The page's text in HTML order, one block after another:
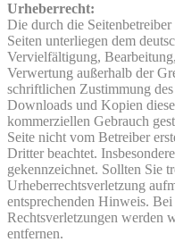
Urheberrecht:
Die durch die
Seiten unterliegen dem
Vervielfältigung,
Verwertung außerhalb der
schriftlichen Zustimmung
Downloads und Kopien
kommerziellen Gebrauch
Seite nicht vom Betreiber
Dritter beachtet.
gekennzeichnet. Sollten Sie
Urheberrechtsverletzung
entsprechenden Hinweis.
Rechtsverletzungen werden
entfernen.